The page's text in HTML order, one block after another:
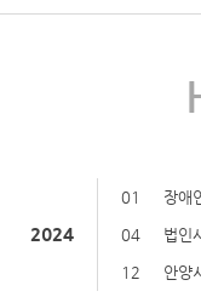
2024
01 장애
04 법인
12 안양